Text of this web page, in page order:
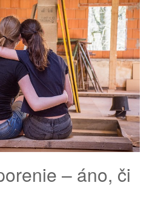
– áno, či